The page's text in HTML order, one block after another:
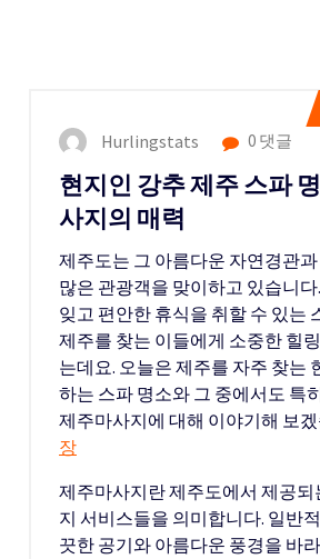
Hurlingstats 0 댓글
현지인 강추 제주 스파
사지의 매력
제주도는 그 아름다운 자연경관
많은 관광객을 맞이하고 있습니
잊고 편안한 휴식을 취할 수 있는
제주를 찾는 이들에게 소중한 힐
는데요. 오늘은 제주를 자주 찾는
하는 스파 명소와 그 중에서도 특
제주마사지에 대해 이야기해 보
장
제주마사지란 제주도에서 제공되
지 서비스들을 의미합니다. 일반
끗한 공기와 아름다운 풍경을 바